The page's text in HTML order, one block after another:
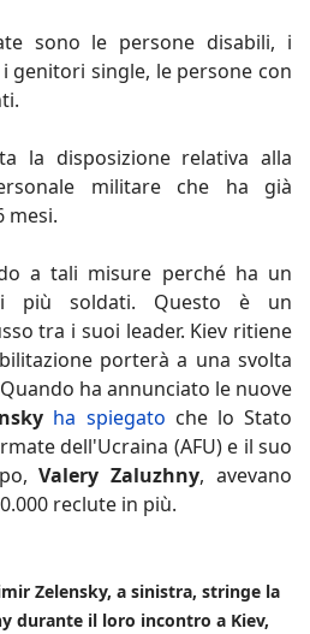
sono le persone disabili, i
genitori single, le persone con
la disposizione relativa alla
militare che ha già
mesi.
a tali misure perché ha un
più soldati. Questo è un
tra i suoi leader. Kiev ritiene
porterà a una svolta
ha annunciato le nuove
ha spiegato che lo Stato
dell'Ucraina (AFU) e il suo
Valery Zaluzhny, avevano
reclute in più.
Zelensky, a sinistra, stringe la
durante il loro incontro a Kiev,